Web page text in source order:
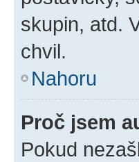
skupin, atd.
chvil.
Nahoru
Proč jsem
Pokud